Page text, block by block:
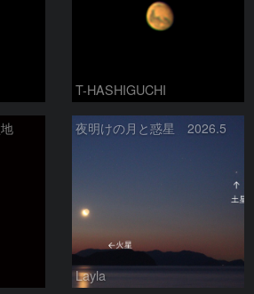
T-HASHIGUCHI
夜明けの月と惑星 2026.5
Layla